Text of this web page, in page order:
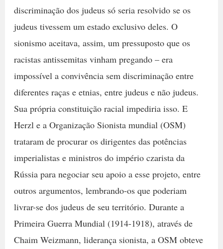
discriminação dos judeus só seria resolvido se os
judeus tivessem um estado exclusivo deles. O
sionismo aceitava, assim, um pressuposto que os
racistas antissemitas vinham pregando – era
impossível a convivência sem discriminação entre
diferentes raças e etnias, entre judeus e não judeus.
Sua própria constituição racial impediria isso. E
Herzl e a Organização Sionista mundial (OSM)
trataram de procurar os dirigentes das potências
imperialistas e ministros do império czarista da
Rússia para negociar seu apoio a esse projeto, entre
outros argumentos, lembrando-os que poderiam
livrar-se dos judeus de seu território. Durante a
Primeira Guerra Mundial (1914-1918), através de
Chaim Weizmann, liderança sionista, a OSM obteve